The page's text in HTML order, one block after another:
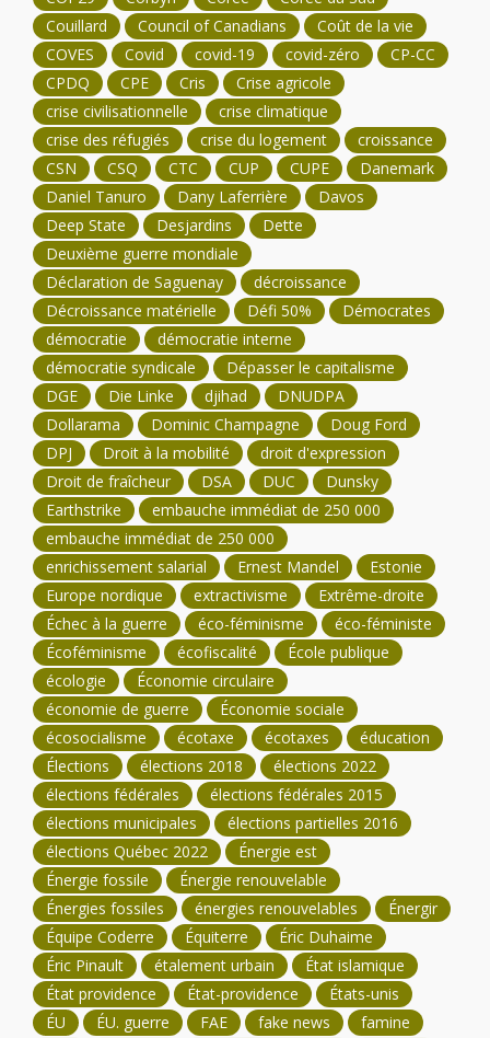
Couillard
Council of Canadians
Coût de la vie
COVES
Covid covid-19 covid-zéro
CP-CC
CPDQ
CPE Cris
Crise agricole
crise civilisationnelle
crise climatique
crise des réfugiés
crise du logement
croissance
CSN
CSQ CTC CUP CUPE
Danemark
Daniel Tanuro
Dany Laferrière
Davos
Deep State
Desjardins
Dette
Deuxième guerre mondiale
Déclaration de Saguenay
décroissance
Décroissance matérielle
Défi 50%
Démocrates
démocratie
démocratie interne
démocratie syndicale
Dépasser le capitalisme
DGE
Die Linke djihad
DNUDPA
Dollarama
Dominic Champagne
Doug Ford
DPJ
Droit à la mobilité
droit d'expression
Droit de fraîcheur
DSA DUC
Dunsky
Earthstrike
embauche immédiat de 250 000
embauche immédiat de 250 000
enrichissement salarial
Ernest Mandel
Estonie
Europe nordique
extractivisme
Extrême-droite
Échec à la guerre
éco-féminisme
éco-féministe
Écoféminisme
écofiscalité
École publique
écologie
Économie circulaire
économie de guerre
Économie sociale
écosocialisme
écotaxe écotaxes
éducation
Élections
élections 2018
élections 2022
élections fédérales
élections fédérales 2015
élections municipales
élections partielles 2016
élections Québec 2022
Énergie est
Énergie fossile
Énergie renouvelable
Énergies fossiles
énergies renouvelables
Énergir
Équipe Coderre
Équiterre
Éric Duhaime
Éric Pinault
étalement urbain
État islamique
État providence
État-providence
États-unis
ÉU
ÉU. guerre FAE fake news
famine